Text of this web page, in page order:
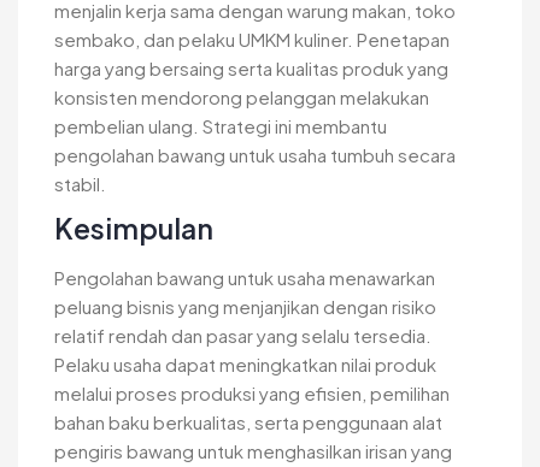
menjalin kerja sama dengan warung makan, toko
sembako, dan pelaku UMKM kuliner. Penetapan
harga yang bersaing serta kualitas produk yang
konsisten mendorong pelanggan melakukan
pembelian ulang. Strategi ini membantu
pengolahan bawang untuk usaha tumbuh secara
stabil.
Kesimpulan
Pengolahan bawang untuk usaha menawarkan
peluang bisnis yang menjanjikan dengan risiko
relatif rendah dan pasar yang selalu tersedia.
Pelaku usaha dapat meningkatkan nilai produk
melalui proses produksi yang efisien, pemilihan
bahan baku berkualitas, serta penggunaan alat
pengiris bawang untuk menghasilkan irisan yang